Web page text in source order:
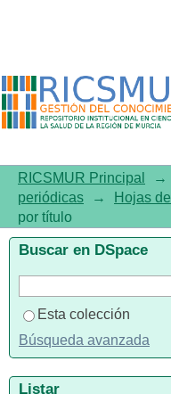
Listar
título
RICSMUR Principal →
periódicas
→
Hojas
por título
Buscar en DSpace
Esta colección
Búsqueda avanzada
Listar